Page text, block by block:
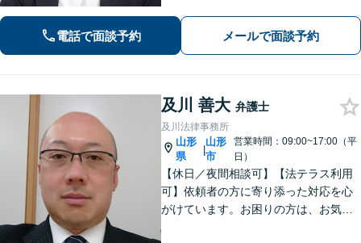
ず、まずはお気軽にご相談ください
【オンライン相談可能】【完全個室】
【駐車場あり】【山形駅11分】
電話で面談予約 メールで面談予約
及川 善大 弁護士
及川法律事務所
山形
県
|
山形
市
営業時間：09:00~17:00（平
日）
【休日／夜間相談可】【法テラス利用
可】依頼者の方に寄り添った対応を心
がけています。お困りの方は、お気軽